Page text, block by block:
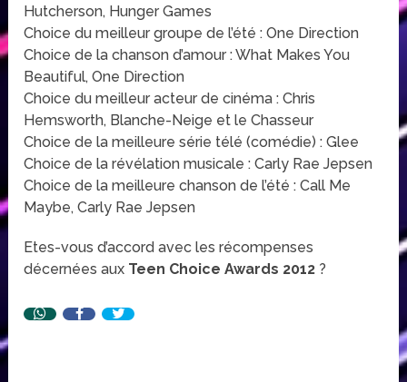
Hutcherson, Hunger Games
Choice du meilleur groupe de l’été : One Direction
Choice de la chanson d’amour : What Makes You
Beautiful, One Direction
Choice du meilleur acteur de cinéma : Chris
Hemsworth, Blanche-Neige et le Chasseur
Choice de la meilleure série télé (comédie) : Glee
Choice de la révélation musicale : Carly Rae Jepsen
Choice de la meilleure chanson de l’été : Call Me
Maybe, Carly Rae Jepsen
Etes-vous d’accord avec les récompenses
décernées aux Teen Choice Awards 2012 ?